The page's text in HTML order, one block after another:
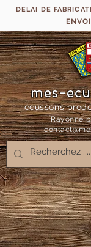
DELAI DE
mes-
écussons
Rayonne